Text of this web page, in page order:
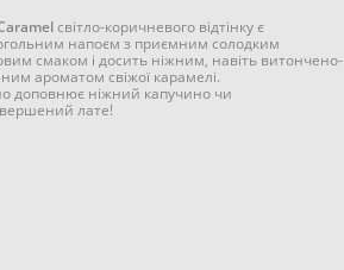
світло-коричневого відтінку є
напоєм з приємним солодким
смаком і досить ніжним, навіть витончено-
ароматом свіжої карамелі.
доповнює ніжний капучино чи
лате!